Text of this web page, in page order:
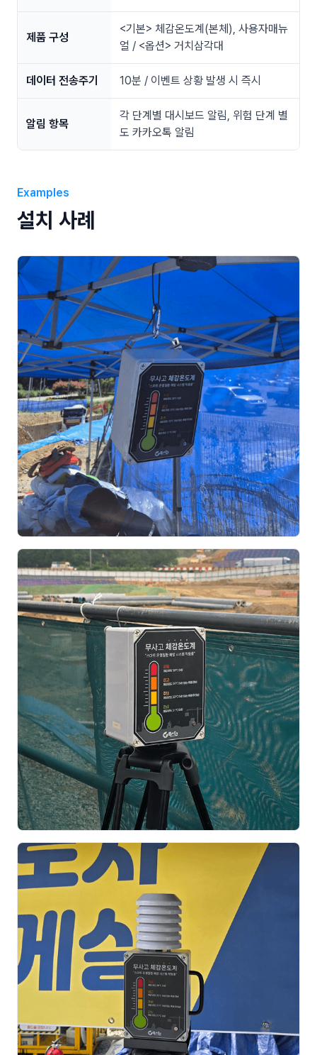
제품 구성
<기본> 체감온도계(본체), 사용자매뉴
얼 / <옵션> 거치삼각대
데이터 전송주기 10분 / 이벤트 상황 발생 시 즉시
알림 항목
각 단계별 대시보드 알림, 위험 단계 별
도 카카오톡 알림
Examples
설치 사례